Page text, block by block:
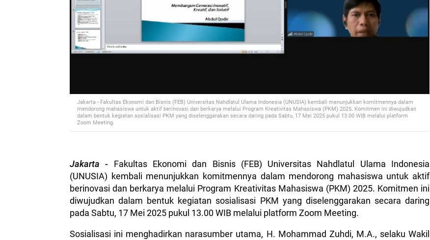
Jakarta - Fakultas Ekonomi dan Bisnis (FEB) Universitas Nahdlatul Ulama Indonesia (UNUSIA) kembali menunjukkan komitmennya dalam
mendorong mahasiswa untuk aktif berinovasi dan berkarya melalui Program Kreativitas Mahasiswa (PKM) 2025. Komitmen ini diwujudkan
dalam bentuk kegiatan sosialisasi PKM yang diselenggarakan secara daring pada Sabtu, 17 Mei 2025 pukul 13.00 WIB melalui platform
Zoom Meeting.
Jakarta - Fakultas Ekonomi dan Bisnis (FEB) Universitas Nahdlatul Ulama Indonesia
(UNUSIA) kembali menunjukkan komitmennya dalam mendorong mahasiswa untuk aktif
berinovasi dan berkarya melalui Program Kreativitas Mahasiswa (PKM) 2025. Komitmen ini
diwujudkan dalam bentuk kegiatan sosialisasi PKM yang diselenggarakan secara daring
pada Sabtu, 17 Mei 2025 pukul 13.00 WIB melalui platform Zoom Meeting.
Sosialisasi ini menghadirkan narasumber utama, H. Mohammad Zuhdi, M.A., selaku Wakil